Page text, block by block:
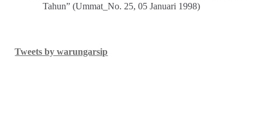
Tahun” (Ummat_No. 25, 05 Januari 1998)
Tweets by warungarsip